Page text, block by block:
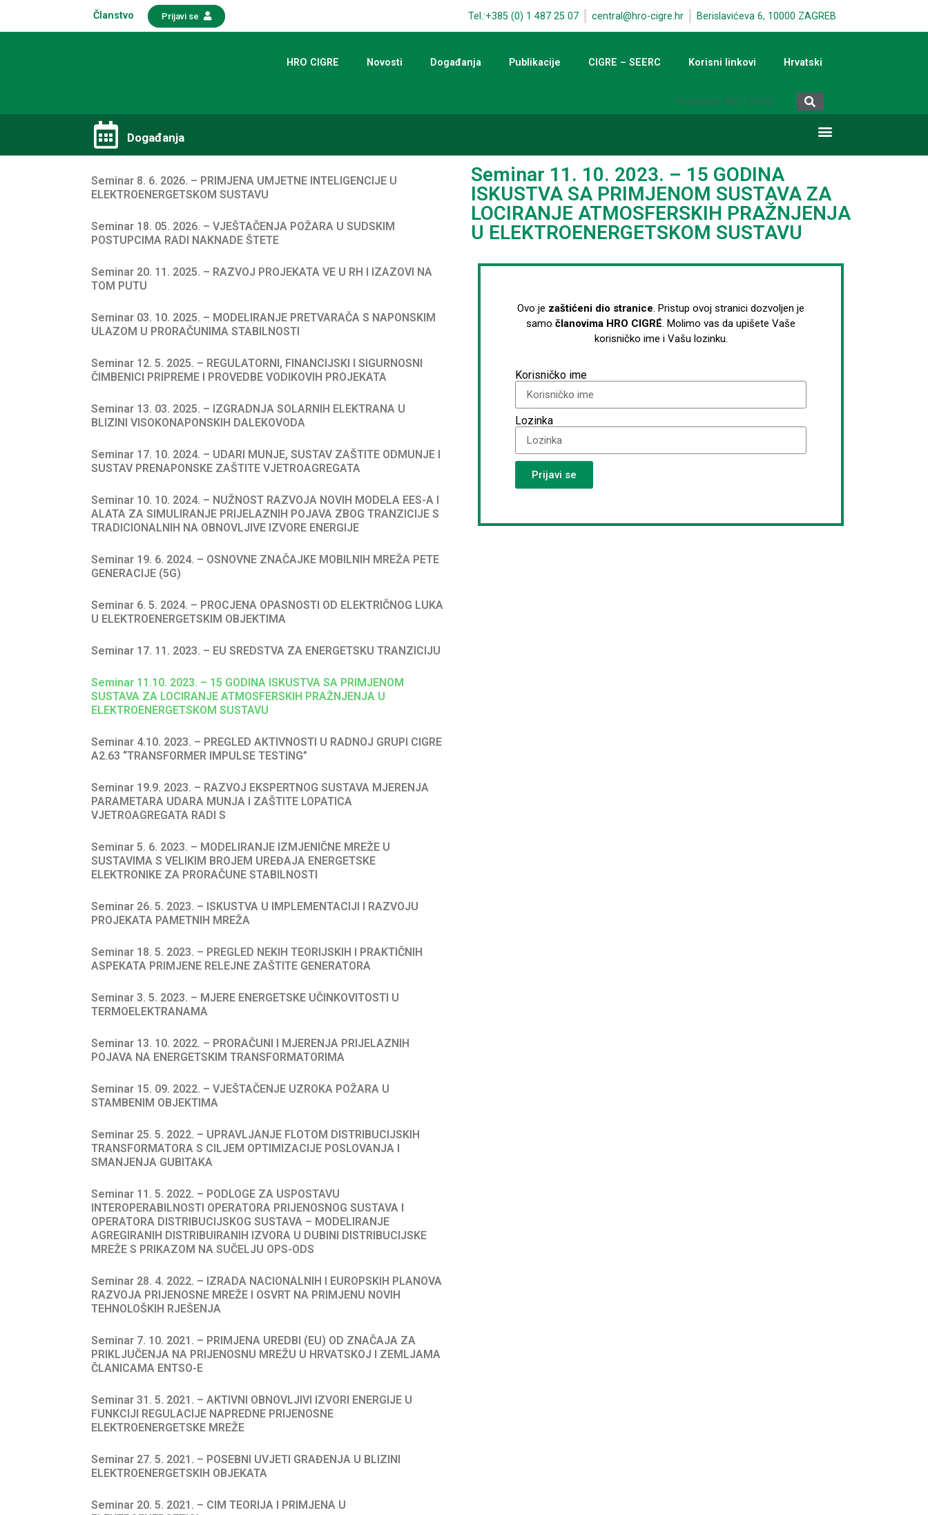
Članstvo Prijavi se Tel.:+385 (0) 1 487 25 07 central@hro-cigre.hr Berislavićeva 6, 10000 ZAGREB
HRO CIGRE Novosti Događanja Publikacije CIGRE – SEERC Korisni linkovi Hrvatski
Događanja​
Seminar 8. 6. 2026. – PRIMJENA UMJETNE INTELIGENCIJE U
ELEKTROENERGETSKOM SUSTAVU
Seminar 18. 05. 2026. – VJEŠTAČENJA POŽARA U SUDSKIM
POSTUPCIMA RADI NAKNADE ŠTETE
Seminar 20. 11. 2025. – RAZVOJ PROJEKATA VE U RH I IZAZOVI NA
TOM PUTU
Seminar 03. 10. 2025. – MODELIRANJE PRETVARAČA S NAPONSKIM
ULAZOM U PRORAČUNIMA STABILNOSTI
Seminar 12. 5. 2025. – REGULATORNI, FINANCIJSKI I SIGURNOSNI
ČIMBENICI PRIPREME I PROVEDBE VODIKOVIH PROJEKATA
Seminar 13. 03. 2025. – IZGRADNJA SOLARNIH ELEKTRANA U
BLIZINI VISOKONAPONSKIH DALEKOVODA
Seminar 17. 10. 2024. – UDARI MUNJE, SUSTAV ZAŠTITE ODMUNJE I
SUSTAV PRENAPONSKE ZAŠTITE VJETROAGREGATA
Seminar 10. 10. 2024. – NUŽNOST RAZVOJA NOVIH MODELA EES-A I
ALATA ZA SIMULIRANJE PRIJELAZNIH POJAVA ZBOG TRANZICIJE S
TRADICIONALNIH NA OBNOVLJIVE IZVORE ENERGIJE
Seminar 19. 6. 2024. – OSNOVNE ZNAČAJKE MOBILNIH MREŽA PETE
GENERACIJE (5G)
Seminar 6. 5. 2024. – PROCJENA OPASNOSTI OD ELEKTRIČNOG LUKA
U ELEKTROENERGETSKIM OBJEKTIMA
Seminar 17. 11. 2023. – EU SREDSTVA ZA ENERGETSKU TRANZICIJU
Seminar 11.10. 2023. – 15 GODINA ISKUSTVA SA PRIMJENOM
SUSTAVA ZA LOCIRANJE ATMOSFERSKIH PRAŽNJENJA U
ELEKTROENERGETSKOM SUSTAVU
Seminar 4.10. 2023. – PREGLED AKTIVNOSTI U RADNOJ GRUPI CIGRE
A2.63 “TRANSFORMER IMPULSE TESTING”
Seminar 19.9. 2023. – RAZVOJ EKSPERTNOG SUSTAVA MJERENJA
PARAMETARA UDARA MUNJA I ZAŠTITE LOPATICA
VJETROAGREGATA RADI S
Seminar 5. 6. 2023. – MODELIRANJE IZMJENIČNE MREŽE U
SUSTAVIMA S VELIKIM BROJEM UREĐAJA ENERGETSKE
ELEKTRONIKE ZA PRORAČUNE STABILNOSTI
Seminar 26. 5. 2023. – ISKUSTVA U IMPLEMENTACIJI I RAZVOJU
PROJEKATA PAMETNIH MREŽA
Seminar 18. 5. 2023. – PREGLED NEKIH TEORIJSKIH I PRAKTIČNIH
ASPEKATA PRIMJENE RELEJNE ZAŠTITE GENERATORA
Seminar 3. 5. 2023. – MJERE ENERGETSKE UČINKOVITOSTI U
TERMOELEKTRANAMA
Seminar 13. 10. 2022. – PRORAČUNI I MJERENJA PRIJELAZNIH
POJAVA NA ENERGETSKIM TRANSFORMATORIMA
Seminar 15. 09. 2022. – VJEŠTAČENJE UZROKA POŽARA U
STAMBENIM OBJEKTIMA
Seminar 25. 5. 2022. – UPRAVLJANJE FLOTOM DISTRIBUCIJSKIH
TRANSFORMATORA S CILJEM OPTIMIZACIJE POSLOVANJA I
SMANJENJA GUBITAKA
Seminar 11. 5. 2022. – PODLOGE ZA USPOSTAVU
INTEROPERABILNOSTI OPERATORA PRIJENOSNOG SUSTAVA I
OPERATORA DISTRIBUCIJSKOG SUSTAVA – MODELIRANJE
AGREGIRANIH DISTRIBUIRANIH IZVORA U DUBINI DISTRIBUCIJSKE
MREŽE S PRIKAZOM NA SUČELJU OPS-ODS
Seminar 28. 4. 2022. – IZRADA NACIONALNIH I EUROPSKIH PLANOVA
RAZVOJA PRIJENOSNE MREŽE I OSVRT NA PRIMJENU NOVIH
TEHNOLOŠKIH RJEŠENJA
Seminar 7. 10. 2021. – PRIMJENA UREDBI (EU) OD ZNAČAJA ZA
PRIKLJUČENJA NA PRIJENOSNU MREŽU U HRVATSKOJ I ZEMLJAMA
ČLANICAMA ENTSO-E
Seminar 31. 5. 2021. – AKTIVNI OBNOVLJIVI IZVORI ENERGIJE U
FUNKCIJI REGULACIJE NAPREDNE PRIJENOSNE
ELEKTROENERGETSKE MREŽE
Seminar 27. 5. 2021. – POSEBNI UVJETI GRAĐENJA U BLIZINI
ELEKTROENERGETSKIH OBJEKATA
Seminar 20. 5. 2021. – CIM TEORIJA I PRIMJENA U
Seminar 11. 10. 2023. – 15 GODINA
ISKUSTVA SA PRIMJENOM SUSTAVA ZA
LOCIRANJE ATMOSFERSKIH PRAŽNJENJA
U ELEKTROENERGETSKOM SUSTAVU
Ovo je zaštićeni dio stranice. Pristup ovoj stranici dozvoljen je
samo članovima HRO CIGRÉ. Molimo vas da upišete Vaše
korisničko ime i Vašu lozinku.
Korisničko ime
Lozinka
Prijavi se